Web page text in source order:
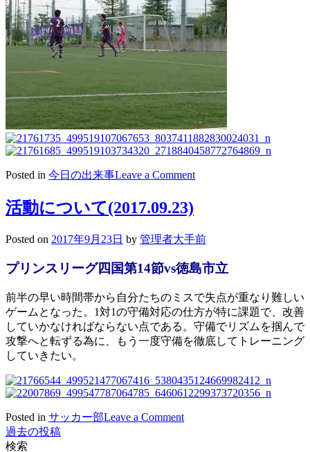
Posted in 今日の出来事Leave a Commenton
ー
ー
戦
活動について(2017.09.23)
Posted on 2017年9月23日 by 管理者大手前
プリンスリーグ四国第14節vs徳島市立
前半の早い時間帯から自分たちのミスで失点が重なり難しい
ゲームとなった。1対1の守備対応の仕方が特に課題で、改善
していかなければならない点である。守備でリズムを掴んで
攻撃へと転ずる為に、もう一度守備を徹底してトレーニング
していきたい。
Posted in サッカー部Leave a Commenton
投
過去の投稿
検索